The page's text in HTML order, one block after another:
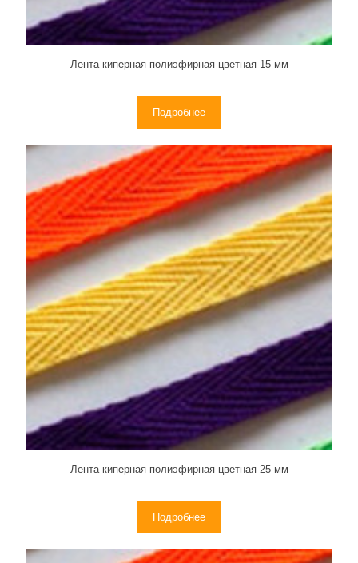
Лента киперная полиэфирная цветная 15 мм
Подробнее
Лента киперная полиэфирная цветная 25 мм
Подробнее